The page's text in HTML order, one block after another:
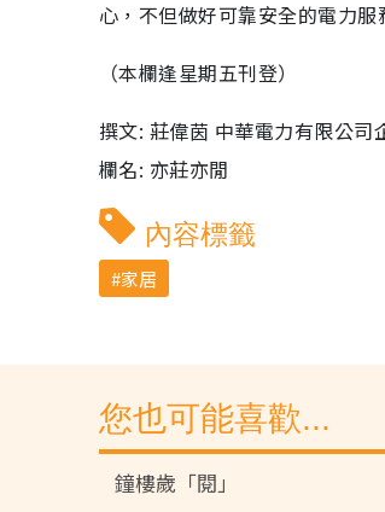
心，不但做好可靠安全的電力
（本欄逢星期五刊登）
撰文: 莊偉茵 中華電力有限公司
欄名: 亦莊亦閒
內容標籤
家居
您也可能喜歡...
鐘樓歲「閱」